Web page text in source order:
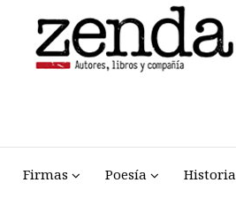
Firmas Poesía Historia